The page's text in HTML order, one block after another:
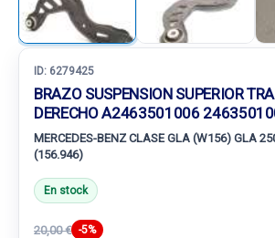
ID: 6279425
BRAZO SUSPENSION SUPERIOR
DERECHO A2463501006
MERCEDES-BENZ CLASE GLA (W156) GLA
(156.946)
En stock
20,00 € -5%